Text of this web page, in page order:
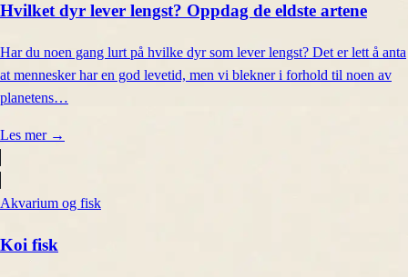
Hvilket dyr lever lengst? Oppdag de eldste artene
Har du noen gang lurt på hvilke dyr som lever lengst? Det er lett å anta
at mennesker har en god levetid, men vi blekner i forhold til noen av
planetens…
Les mer →
Akvarium og fisk
Koi fisk